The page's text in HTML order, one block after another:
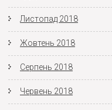
Листопад 2018
Жовтень 2018
Серпень 2018
Червень 2018